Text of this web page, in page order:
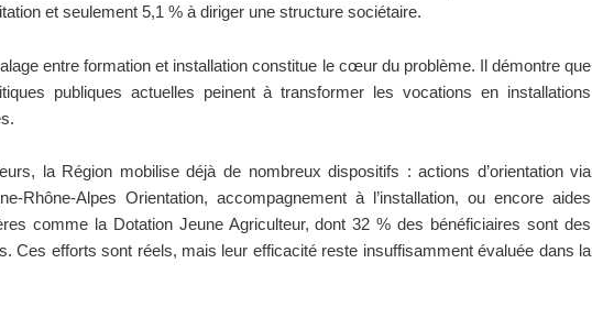
et seulement 5,1 % à diriger une structure sociétaire.
entre formation et installation constitue le cœur du problème. Il démontre que
publiques actuelles peinent à transformer les vocations en installations
la Région mobilise déjà de nombreux dispositifs : actions d’orientation via
Rhône-Alpes Orientation, accompagnement à l’installation, ou encore aides
comme la Dotation Jeune Agriculteur, dont 32 % des bénéficiaires sont des
Ces efforts sont réels, mais leur efficacité reste insuffisamment évaluée dans la